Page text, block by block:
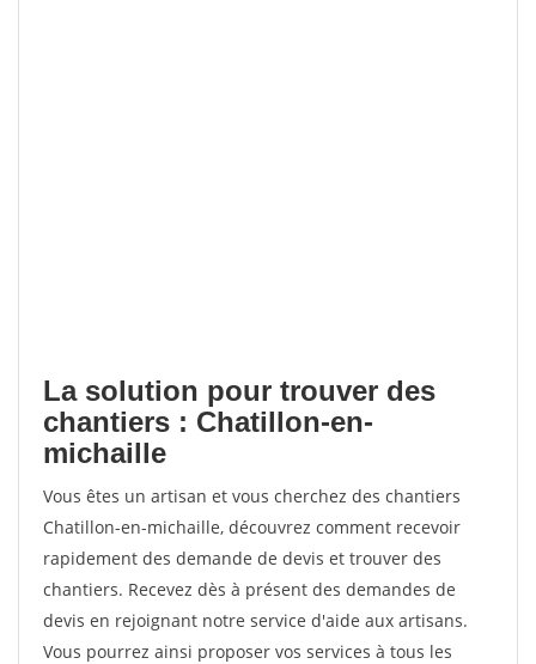
La solution pour trouver des
chantiers : Chatillon-en-
michaille
Vous êtes un artisan et vous cherchez des chantiers
Chatillon-en-michaille, découvrez comment recevoir
rapidement des demande de devis et trouver des
chantiers. Recevez dès à présent des demandes de
devis en rejoignant notre service d'aide aux artisans.
Vous pourrez ainsi proposer vos services à tous les